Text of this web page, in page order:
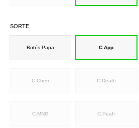
SORTE
Bob`s Papa C.App
C.Cherr C.Death
C.MNG C.Peah